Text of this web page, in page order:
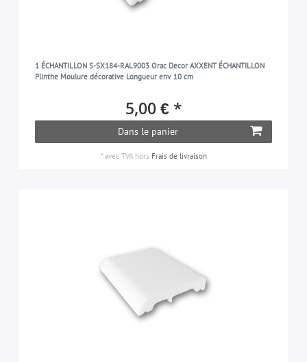
1 ÉCHANTILLON S-SX184-RAL9003 Orac Decor AXXENT ÉCHANTILLON
Plinthe Moulure décorative Longueur env. 10 cm
5,00 € *
Dans le panier
*avec TVAhors Frais de livraison